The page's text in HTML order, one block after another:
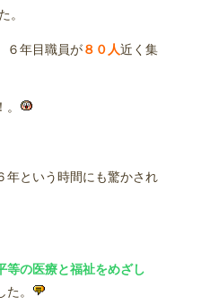
。
６年目職員が８０人近く集
年という時間にも驚かされ
等の医療と福祉をめざし
。